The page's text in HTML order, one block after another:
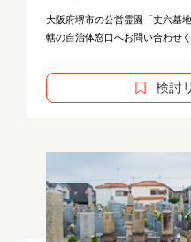
大阪府堺市の公営霊園「丈六墓
轄の自治体窓口へお問い合わせ
検討